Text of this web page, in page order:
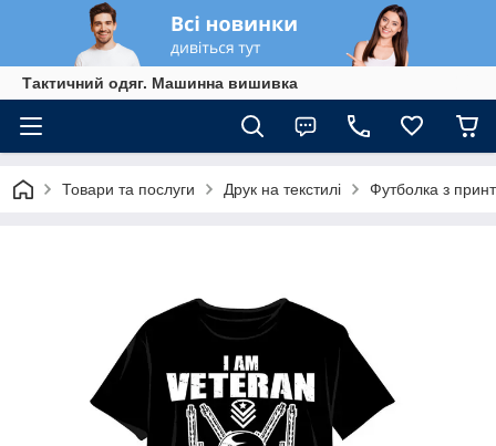
Тактичний одяг. Машинна вишивка
Товари та послуги Друк на текстилі Футболка з